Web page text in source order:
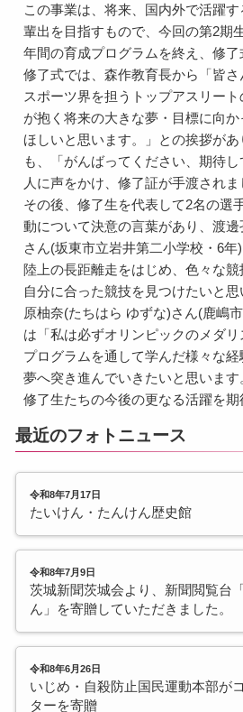
この事業は、将来、国内外で活躍
輩出を目指すもので、今回の第2期
年間の育成プログラムを終え、修了
修了式では、森作教育長から「皆
スポーツ界を担うトップアスリー
が抱く将来の大きな夢・目標に向
ほしいと思います。」との挨拶が
も、「がんばってください、期待
人に声をかけ、修了証が手渡されま
その後、修了生を代表して2名の選
動について決意の言葉があり、渡
さん(坂東市立岩井第二小学校・6年
陸上の長距離走をはじめ、色々な競
自分に合った競技を見つけたいと
原柚奈(たちはら ゆずな)さん(鹿嶋
は「私は必ずオリンピックのメダ
プログラムを通して学んだ様々な
夢へ突き進んでいきたいと思います
修了生たちの今後の更なる活躍を期
最近のフォトニュース
令和8年7月17日
たいけん・たんけん歴史館
令和8年7月9日
茨城新聞茨城会より、新聞閲覧台
ん」を寄贈していただきました。
令和8年6月26日
いじめ・自殺防止国民運動本部が
ターを寄贈